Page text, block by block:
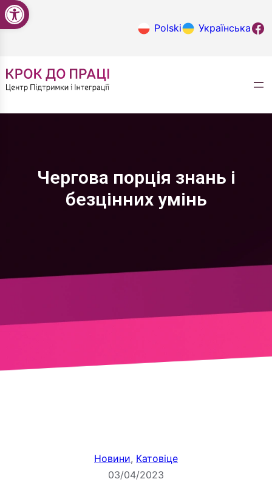
Перейти
до
Polski УкраїнськаКрок
Чергова порція знань і
безцінних умінь
03/04/2023
Новини, Катовіце